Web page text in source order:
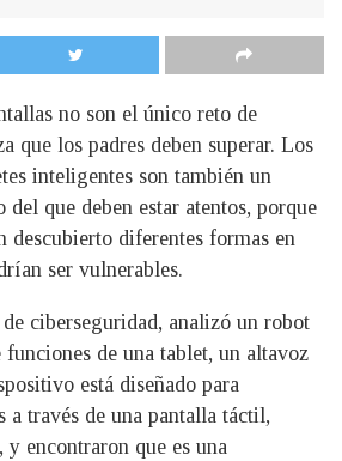
no son el único reto de
que los padres deben superar. Los
inteligentes son también un
del que deben estar atentos, porque
descubierto diferentes formas en
ser vulnerables.
ciberseguridad, analizó un robot
de una tablet, un altavoz
está diseñado para
a través de una pantalla táctil,
encontraron que es una